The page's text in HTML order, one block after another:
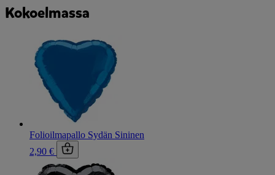
Kokoelmassa
Folioilmapallo Sydän Sininen
2,90 €